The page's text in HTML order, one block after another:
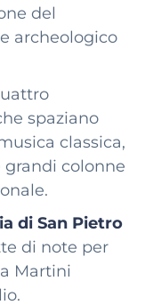
del
archeologico
spaziano
classica,
colonne
di San Pietro
di note per
Martini